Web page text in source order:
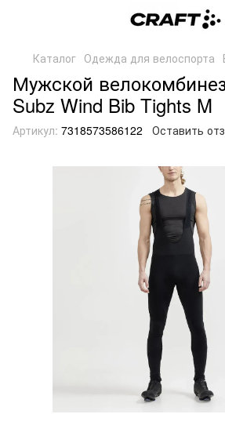
Каталог Одежда для велоспорта
Мужской
Subz Wind Bib Tights M
Артикул: 7318573586122 Оставить